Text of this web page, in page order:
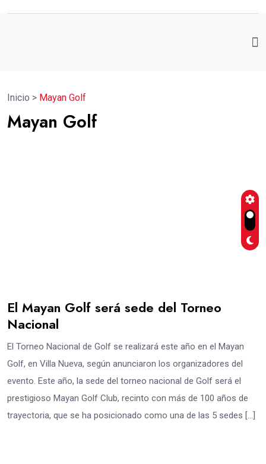
Inicio > Mayan Golf
Mayan Golf
El Mayan Golf será sede del Torneo
Nacional
El Torneo Nacional de Golf se realizará este año en el Mayan
Golf, en Villa Nueva, según anunciaron los organizadores del
evento. Este año, la sede del torneo nacional de Golf será el
prestigioso Mayan Golf Club, recinto con más de 100 años de
trayectoria, que se ha posicionado como una de las 5 sedes […]